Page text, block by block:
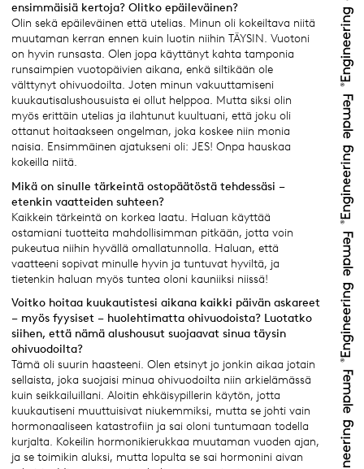
ensimmäisiä kertoja? Olitko epäileväinen?
Olin sekä epäileväinen että utelias. Minun oli kokeiltava niitä
muutaman kerran ennen kuin luotin niihin TÄYSIN. Vuotoni
on hyvin runsasta. Olen jopa käyttänyt kahta tamponia
runsaimpien vuotopäivien aikana, enkä siltikään ole
välttynyt ohivuodoilta. Joten minun vakuuttamiseni
kuukautisalushousuista ei ollut helppoa. Mutta siksi olin
myös erittäin utelias ja ilahtunut kuultuani, että joku oli
ottanut hoitaakseen ongelman, joka koskee niin monia
naisia. Ensimmäinen ajatukseni oli: JES! Onpa hauskaa
kokeilla niitä.
Mikä on sinulle tärkeintä ostopäätöstä tehdessäsi –
etenkin vaatteiden suhteen?
Kaikkein tärkeintä on korkea laatu. Haluan käyttää
ostamiani tuotteita mahdollisimman pitkään, jotta voin
pukeutua niihin hyvällä omallatunnolla. Haluan, että
vaatteeni sopivat minulle hyvin ja tuntuvat hyviltä, ja
tietenkin haluan myös tuntea oloni kauniiksi niissä!
Voitko hoitaa kuukautistesi aikana kaikki päivän askareet
– myös fyysiset – huolehtimatta ohivuodoista? Luotatko
siihen, että nämä alushousut suojaavat sinua täysin
ohivuodoilta?
Tämä oli suurin haasteeni. Olen etsinyt jo jonkin aikaa jotain
sellaista, joka suojaisi minua ohivuodoilta niin arkielämässä
kuin seikkailuillani. Aloitin ehkäisypillerin käytön, jotta
kuukautiseni muuttuisivat niukemmiksi, mutta se johti vain
hormonaaliseen katastrofiin ja sai oloni tuntumaan todella
kurjalta. Kokeilin hormonikierukkaa muutaman vuoden ajan,
ja se toimikin aluksi, mutta lopulta se sai hormonini aivan